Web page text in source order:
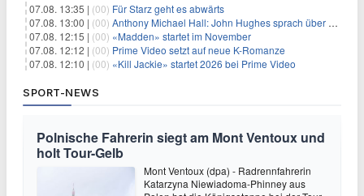
07.08. 13:35 | (00) Für Starz geht es abwärts
07.08. 13:00 | (00) Anthony Michael Hall: John Hughes sprach über eine Fortsetzung von 'The Breakfast Club'
07.08. 12:15 | (00) «Madden» startet im November
07.08. 12:12 | (00) Prime Video setzt auf neue K-Romanze
07.08. 12:10 | (00) «Kill Jackie» startet 2026 bei Prime Video
SPORT-NEWS
Polnische Fahrerin siegt am Mont Ventoux und
holt Tour-Gelb
Mont Ventoux (dpa) - Radrennfahrerin
Katarzyna Niewiadoma-Phinney aus